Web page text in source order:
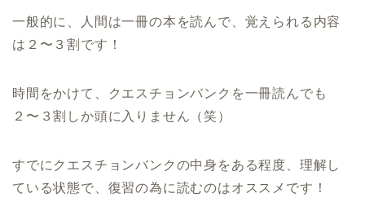
一般的に、人間は一冊の本を読んで、覚えられる内容
は２〜 ３割です！
時間をかけて、クエスチョンバンクを一冊読んでも
２〜 ３割しか頭に入りません（笑）
すでにクエスチョンバンクの中身をある程度、 理解し
ている状態で、復習の為に読むのはオススメです！